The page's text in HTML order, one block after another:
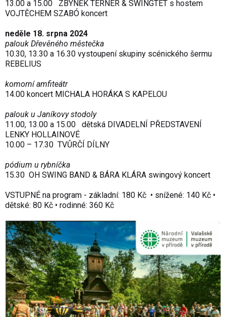
13.00 a 15.00 ZBYNĚK TERNER & SWINGTET s hostem
VOJTĚCHEM SZABÓ koncert
neděle 18. srpna 2024
palouk Dřevěného městečka
10.30, 13.30 a 16.30 vystoupení skupiny scénického šermu
REBELIUS
komorní amfiteátr
14.00 koncert MICHALA HORÁKA S KAPELOU
palouk u Janíkovy stodoly
11.00, 13.00 a 15.00 dětská DIVADELNÍ PŘEDSTAVENÍ
LENKY HOLLAINOVÉ
10.00 – 17.30 TVŮRČÍ DÍLNY
pódium u rybníčka
15.30 OH SWING BAND & BÁRA KLÁRA swingový koncert
VSTUPNÉ na program - základní: 180 Kč • snížené: 140 Kč •
dětské: 80 Kč • rodinné: 360 Kč